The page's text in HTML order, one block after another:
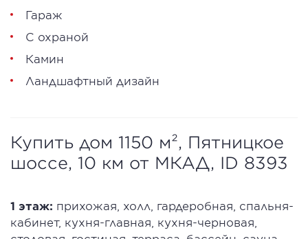
Гараж
С охраной
Камин
Ландшафтный дизайн
Купить дом 1150 м², Пятницкое
шоссе, 10 км от МКАД, ID 8393
1 этаж: прихожая, холл, гардеробная, спальня-
кабинет, кухня-главная, кухня-черновая,